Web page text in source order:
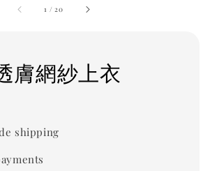
1 /20
膚網紗上衣
shipping